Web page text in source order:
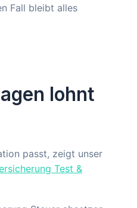
Fall bleibt alles
lohnt
passt, zeigt unser
Test &